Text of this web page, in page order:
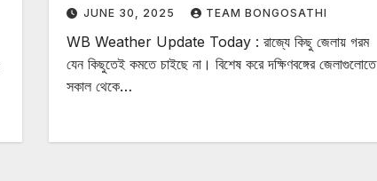
JUNE 30, 2025 TEAM BONGOSATHI
WB Weather Update Today : রাজ্যে কিছু জেলায় গরম
যেন কিছুতেই কমতে চাইছে না। বিশেষ করে দক্ষিণবঙ্গের জেলাগুলোতে
সকাল থেকে…